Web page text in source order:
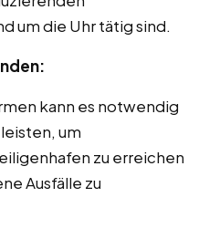
um die Uhr tätig sind.
kann es notwendig
um
zu erreichen
Ausfälle zu